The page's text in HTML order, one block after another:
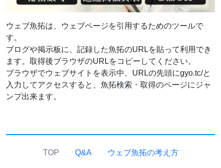
ウェブ魚拓は、ウェブページを引用するためのツールで
す。
ブログや掲示板に、記録した魚拓のURLを貼って利用でき
ます。取得後ブラウザのURLをコピーしてください。
ブラウザでウェブサイトを表示中、URLの先頭にgyo.tc/と
入力してアクセスすると、魚拓検索・取得のページにジャ
ンプ出来ます。
TOP Q&A ウェブ魚拓の考え方